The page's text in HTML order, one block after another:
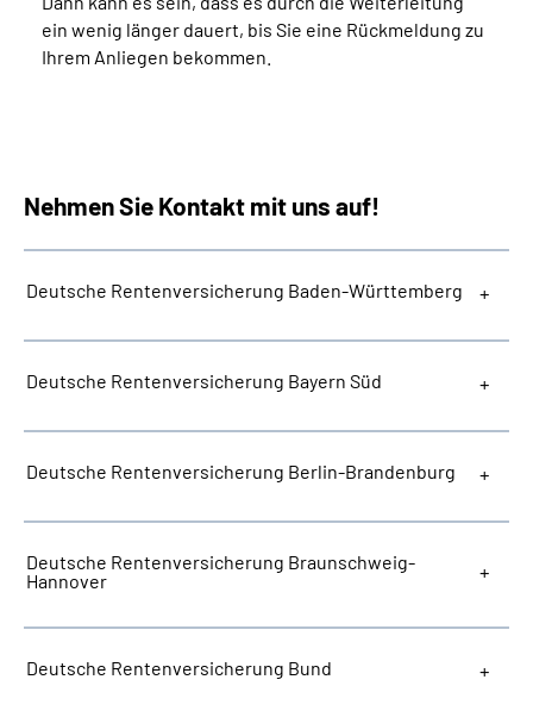
ein wenig länger dauert, bis Sie eine Rückmeldung zu
Ihrem Anliegen bekommen.
Nehmen Sie Kontakt mit uns auf!
Deutsche Rentenversicherung Baden-Württemberg
Deutsche Rentenversicherung Bayern Süd
Deutsche Rentenversicherung Berlin-Brandenburg
Deutsche Rentenversicherung Braunschweig-
Hannover
Deutsche Rentenversicherung Bund